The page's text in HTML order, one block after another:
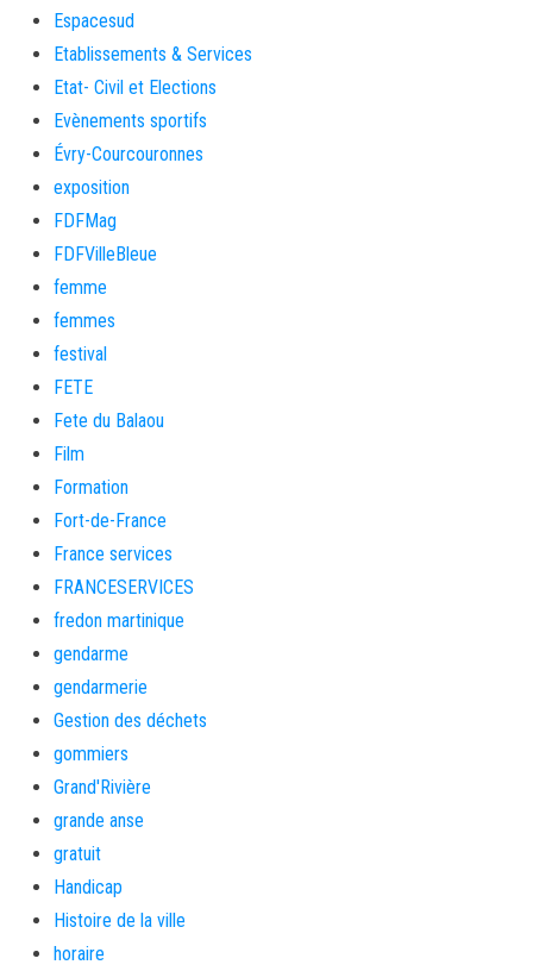
Espacesud
Etablissements & Services
Etat- Civil et Elections
Evènements sportifs
Évry-Courcouronnes
exposition
FDFMag
FDFVilleBleue
femme
femmes
festival
FETE
Fete du Balaou
Film
Formation
Fort-de-France
France services
FRANCESERVICES
fredon martinique
gendarme
gendarmerie
Gestion des déchets
gommiers
Grand'Rivière
grande anse
gratuit
Handicap
Histoire de la ville
horaire